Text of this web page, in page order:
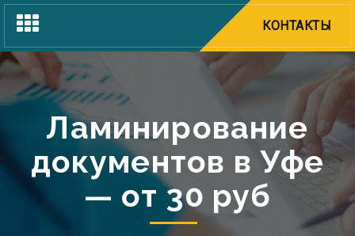
Toggle
navigation
КОНТАКТЫ
Ламинирование
документов в Уфе
— от 30 руб